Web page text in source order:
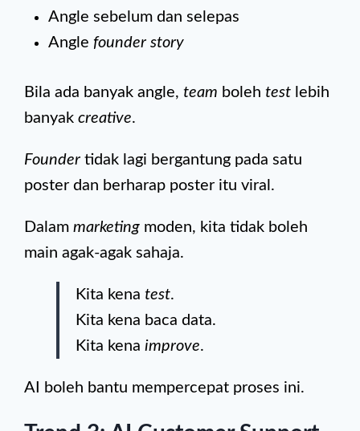
Angle sebelum dan selepas
Angle founder story
Bila ada banyak angle, team boleh test lebih
banyak creative.
Founder tidak lagi bergantung pada satu
poster dan berharap poster itu viral.
Dalam marketing moden, kita tidak boleh
main agak-agak sahaja.
Kita kena test.
Kita kena baca data.
Kita kena improve.
AI boleh bantu mempercepat proses ini.